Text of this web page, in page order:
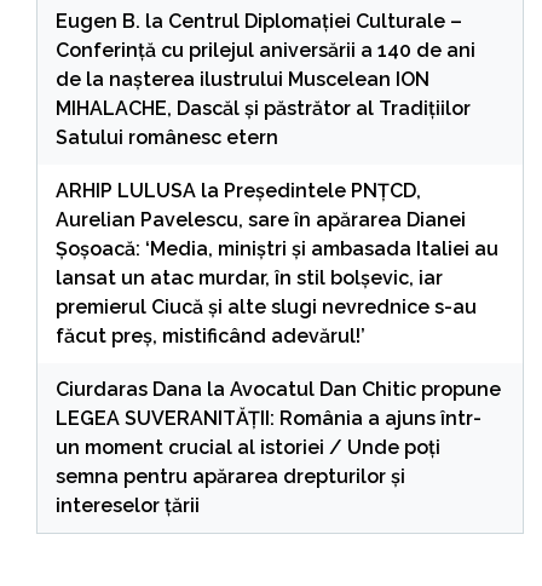
Eugen B. la Centrul Diplomației Culturale –
Conferință cu prilejul aniversării a 140 de ani
de la nașterea ilustrului Muscelean ION
MIHALACHE, Dascăl și păstrător al Tradițiilor
Satului românesc etern
ARHIP LULUSA la Președintele PNȚCD,
Aurelian Pavelescu, sare în apărarea Dianei
Șoșoacă: ‘Media, miniștri și ambasada Italiei au
lansat un atac murdar, în stil bolșevic, iar
premierul Ciucă și alte slugi nevrednice s-au
făcut preș, mistificând adevărul!’
Ciurdaras Dana la Avocatul Dan Chitic propune
LEGEA SUVERANITĂȚII: România a ajuns într-
un moment crucial al istoriei / Unde poți
semna pentru apărarea drepturilor și
intereselor țării